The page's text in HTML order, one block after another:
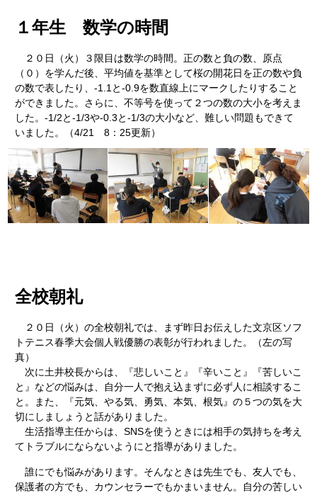
１年生 数学の時間
２０日（火）３限目は数学の時間。正の数と負の数、原点
（０）を学んだ後、平均値を基準として桜の開花日を正の数や負
の数で表したり、-1.1と-0.9を数直線上にマークしたりすること
ができました。さらに、不等号を使って２つの数の大小を考えま
した。-1/2と-1/3や-0.3と-1/3の大小など、難しい問題もできて
いました。（4/21 8：25更新）
全校朝礼
２０日（火）の全校朝礼では、まず昨日お伝えした文京区ソフ
トテニス春季大会個人戦優勝の表彰が行われました。（左の写
真）
次に土井校長からは、『悲しいこと』『辛いこと』『苦しいこ
と』などの悩みは、自分一人で抱え込まずに必ず人に相談するこ
と。また、『元気、やる気、勇気、本気、根気』の５つの気を大
切にしましょうと話がありました。
生活指導主任からは、SNSを使うときには相手の気持ちを考え
てトラブルにならないようにと指導がありました。
誰にでも悩みがあります。そんなときは先生でも、友人でも、
保護者の方でも、カウンセラーでもかまいません。自分の苦しい